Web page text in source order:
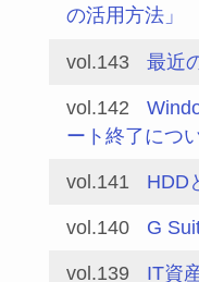
の活用方法」
vol.143 最近
vol.142
ート終了につ
vol.141 HDD
vol.140 G
vol.139
IT資